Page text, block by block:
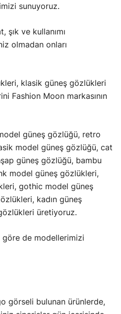
sunuyoruz.
şık ve kullanımı
olmadan onları
klasik güneş gözlükleri
Fashion Moon markasının
güneş gözlüğü, retro
model güneş gözlüğü, cat
güneş gözlüğü, bambu
model güneş gözlükleri,
gothic model güneş
kadın güneş
üretiyoruz.
göre de modellerimizi
görseli bulunan ürünlerde,